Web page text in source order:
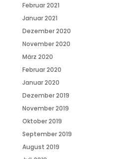
Februar 2021
Januar 2021
Dezember 2020
November 2020
März 2020
Februar 2020
Januar 2020
Dezember 2019
November 2019
Oktober 2019
September 2019
August 2019